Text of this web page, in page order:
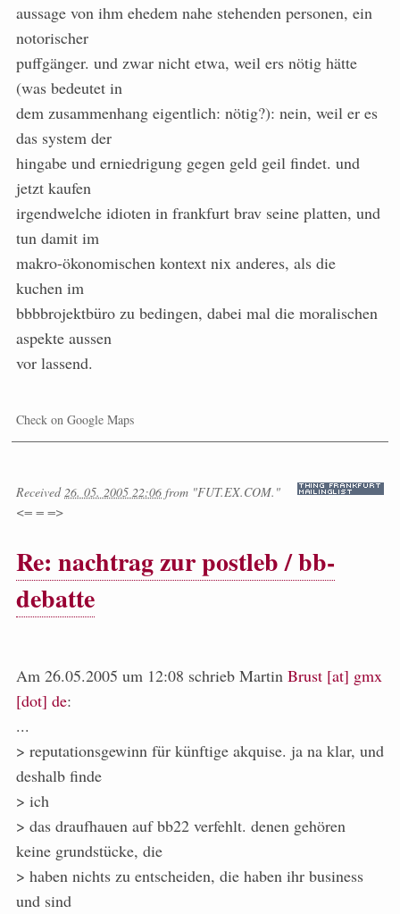
aussage von ihm ehedem nahe stehenden personen, ein
notorischer
puffgänger. und zwar nicht etwa, weil ers nötig hätte
(was bedeutet in
dem zusammenhang eigentlich: nötig?): nein, weil er es
das system der
hingabe und erniedrigung gegen geld geil findet. und
jetzt kaufen
irgendwelche idioten in frankfurt brav seine platten, und
tun damit im
makro-ökonomischen kontext nix anderes, als die
kuchen im
bbbbrojektbüro zu bedingen, dabei mal die moralischen
aspekte aussen
vor lassend.
Check on Google Maps
Received26. 05. 2005 22:06 from "FUT.EX.COM."
<= = =>
Re: nachtrag zur postleb / bb-
debatte
Am 26.05.2005 um 12:08 schrieb Martin Brust [at] gmx
[dot] de:
...
> reputationsgewinn für künftige akquise. ja na klar, und
deshalb finde
> ich
> das draufhauen auf bb22 verfehlt. denen gehören
keine grundstücke, die
> haben nichts zu entscheiden, die haben ihr business
und sind